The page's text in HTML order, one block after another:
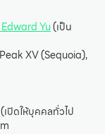
Edward Yu(เป็น
XV (Sequoia),
ปิดให้บุคคลทั่วไป